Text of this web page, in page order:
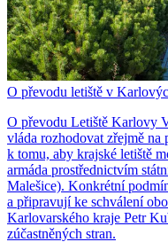
O převodu letiště v
O převodu Letiště Karlovy
vláda rozhodovat zřejmě na
k tomu, aby krajské letiště
armáda prostřednictvím
Malešice). Konkrétní
a připravují ke schválení
Karlovarského kraje Petr
zúčastněných stran.